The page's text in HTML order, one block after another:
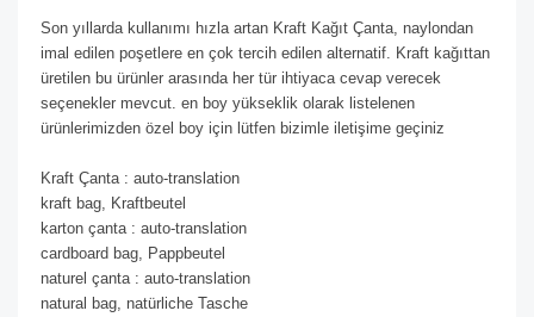
Son yıllarda kullanımı hızla artan Kraft Kağıt Çanta, naylondan
imal edilen poşetlere en çok tercih edilen alternatif. Kraft kağıttan
üretilen bu ürünler arasında her tür ihtiyaca cevap verecek
seçenekler mevcut. en boy yükseklik olarak listelenen
ürünlerimizden özel boy için lütfen bizimle iletişime geçiniz
Kraft Çanta : auto-translation
kraft bag, Kraftbeutel
karton çanta : auto-translation
cardboard bag, Pappbeutel
naturel çanta : auto-translation
natural bag, natürliche Tasche